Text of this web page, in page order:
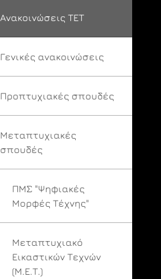
Ανακοινώσεις ΤΕΤ
Γενικές ανακοινώσεις
Προπτυχιακές σπουδές
Μεταπτυχιακές
σπουδές
ΠΜΣ "Ψηφιακές
Μορφές Τέχνης"
Μεταπτυχιακό
Εικαστικών Τεχνών
(Μ.Ε.Τ.)